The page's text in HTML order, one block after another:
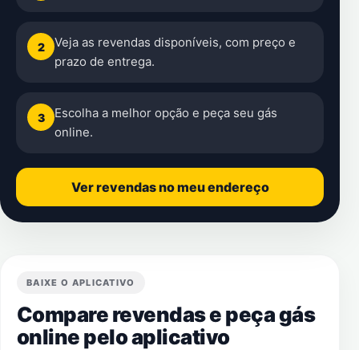
2
Veja as revendas disponíveis, com preço e
prazo de entrega.
3
Escolha a melhor opção e peça seu gás
online.
Ver revendas no meu endereço
BAIXE O APLICATIVO
Compare revendas e peça gás
online pelo aplicativo